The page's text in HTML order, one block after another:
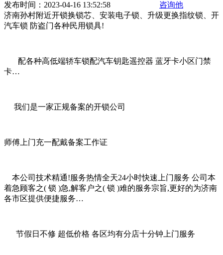
发布时间：2023-04-16 13:52:58
咨询他
济南孙村附近开锁换锁芯、安装电子锁、升级更换指纹锁、开
汽车锁 防盗门各种民用锁具!
配各种高低端轿车锁配汽车钥匙遥控器 蓝牙卡小区门禁
卡…
我们是一家正规备案的开锁公司
师傅上门充一配戴备案工作证
本公司技术精通!服务热情全天24小时快速上门服务 公司本
着急顾客之( 锁 )急,解客户之( 锁 )难的服务宗旨,更好的为济南
各市区提供便捷服务…
节假日不修 超低价格 各区均有分店十分钟上门服务